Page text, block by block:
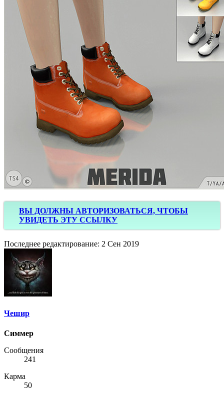
ВЫ ДОЛЖНЫ АВТОРИЗОВАТЬСЯ, ЧТОБЫ
УВИДЕТЬ ЭТУ ССЫЛКУ
Последнее редактирование: 2 Сен 2019
Чешир
Симмер
Сообщения
241
Карма
50